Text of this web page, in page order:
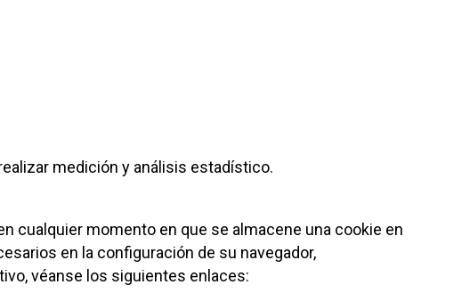
medición y análisis estadístico.
cualquier momento en que se almacene una cookie en
en la configuración de su navegador,
véanse los siguientes enlaces: